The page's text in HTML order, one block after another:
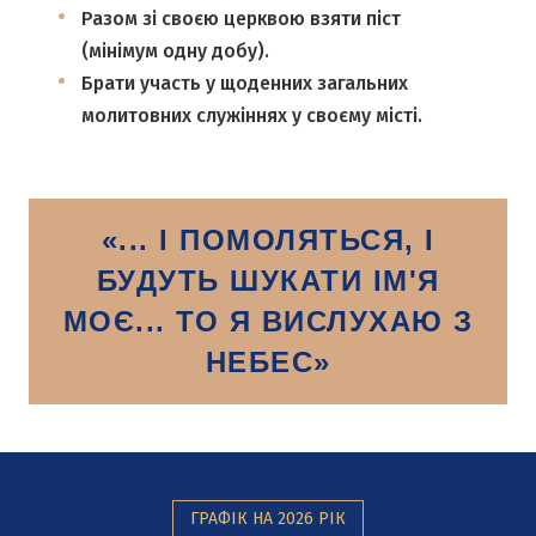
Разом зі своєю церквою взяти піст
(мінімум одну добу).
Брати участь у щоденних загальних
молитовних служіннях у своєму місті.
«... І ПОМОЛЯТЬСЯ, І
БУДУТЬ ШУКАТИ ІМ'Я
МОЄ... ТО Я ВИСЛУХАЮ З
НЕБЕС»
ГРАФІК НА 2026 РІК